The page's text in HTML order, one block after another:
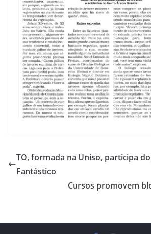
TO, formada na Uniso, participa
Fantástico
Cursos promovem